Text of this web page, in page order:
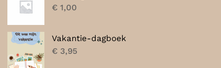
€ 1,00
Vakantie-dagboek
€ 3,95